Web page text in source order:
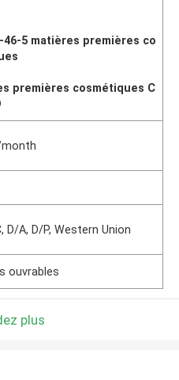
46-5 matières premières co
premières cosmétiques C
D/A, D/P, Western Union
ouvrables
plus